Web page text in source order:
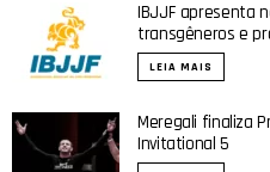
IBJJF apresenta
transgêneros e
LEIA MAIS
Meregali finaliza
Invitational 5